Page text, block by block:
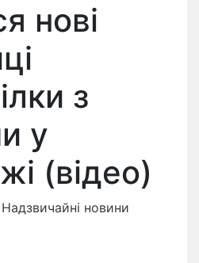
нові
з
у
(відео)
Надзвичайні новини